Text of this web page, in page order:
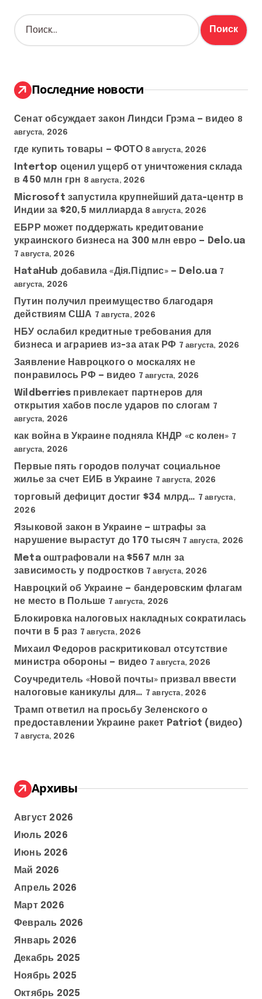
Н
а
:
Последние новости
Сенат обсуждает закон Линдси Грэма — видео 8
августа, 2026
где купить товары — ФОТО 8 августа, 2026
Intertop оценил ущерб от уничтожения склада
в 450 млн грн 8 августа, 2026
Microsoft запустила крупнейший дата-центр в
Индии за $20,5 миллиарда 8 августа, 2026
ЕБРР может поддержать кредитование
украинского бизнеса на 300 млн евро — Delo.ua
7 августа, 2026
HataHub добавила «Дія.Підпис» — Delo.ua 7
августа, 2026
Путин получил преимущество благодаря
действиям США 7 августа, 2026
НБУ ослабил кредитные требования для
бизнеса и аграриев из-за атак РФ 7 августа, 2026
Заявление Навроцкого о москалях не
понравилось РФ — видео 7 августа, 2026
Wildberries привлекает партнеров для
открытия хабов после ударов по слогам 7
августа, 2026
как война в Украине подняла КНДР «с колен» 7
августа, 2026
Первые пять городов получат социальное
жилье за счет ЕИБ в Украине 7 августа, 2026
торговый дефицит достиг $34 млрд… 7 августа,
2026
Языковой закон в Украине — штрафы за
нарушение вырастут до 170 тысяч 7 августа, 2026
Meta оштрафовали на $567 млн за
зависимость у подростков 7 августа, 2026
Навроцкий об Украине — бандеровским флагам
не место в Польше 7 августа, 2026
Блокировка налоговых накладных сократилась
почти в 5 раз 7 августа, 2026
Михаил Федоров раскритиковал отсутствие
министра обороны — видео 7 августа, 2026
Соучредитель «Новой почты» призвал ввести
налоговые каникулы для… 7 августа, 2026
Трамп ответил на просьбу Зеленского о
предоставлении Украине ракет Patriot (видео)
7 августа, 2026
Архивы
Август 2026
Июль 2026
Июнь 2026
Май 2026
Апрель 2026
Март 2026
Февраль 2026
Январь 2026
Декабрь 2025
Ноябрь 2025
Октябрь 2025